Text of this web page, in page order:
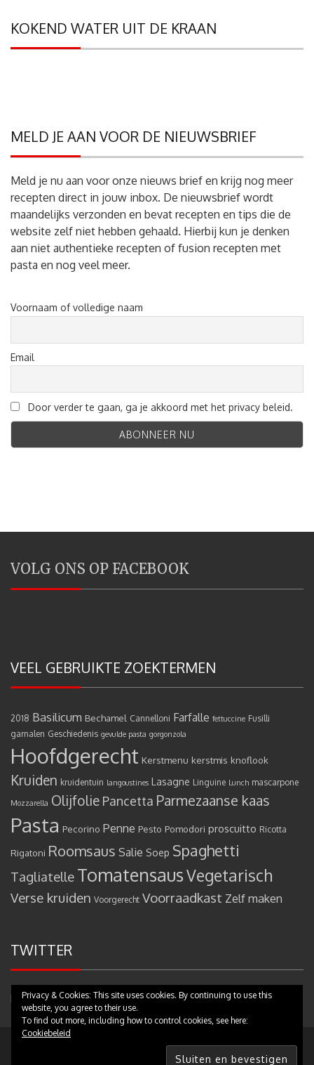
KOKEND WATER UIT DE KRAAN
MELD JE AAN VOOR DE NIEUWSBRIEF
Meld je nu aan voor onze nieuws brief en krijg nog meer
recepten direct in jouw inbox. De nieuwsbrief wordt
maandelijks verzonden en bevat recepten en tips die de
website zelf niet hebben gehaald. Hierbij kun je denken
aan niet authentieke recepten of fusion recepten met
pasta en nog veel meer.
Voornaam of volledige naam
Email
Door verder te gaan, ga je akkoord met het privacy beleid.
VOLG ONS OP FACEBOOK
VEEL GEBRUIKTE ZOEKTERMEN
2018 Basilicum Bechamel Cannelloni Farfalle fettuccine Fusilli
garnalen Geschiedenis gevulde pasta gorgonzola
Hoofdgerecht Kerstmenu kerstmis knoflook
Kruiden kruidentuin langoustines Lasagne Linguine Lunch mascarpone
Mozzarella Olijfolie Pancetta Parmezaanse kaas
Pasta Pecorino Penne Pesto Pomodori proscuitto Ricotta
Rigatoni Roomsaus Salie Soep Spaghetti
Tagliatelle TomatensausVegetarisch
Verse kruiden Voorgerecht Voorraadkast Zelf maken
TWITTER
Mijn tweets
Privacy & Cookies: This site uses cookies. By continuing to use this
website, you agree to their use.
To find out more, including how to control cookies, see here:
Cookiebeleid